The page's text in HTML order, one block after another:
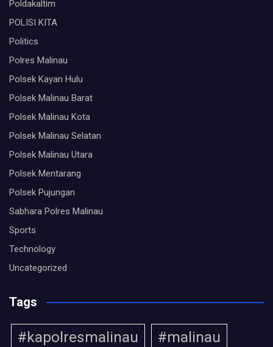
Poldakaltim
POLISI KITA
Politics
Polres Malinau
Polsek Kayan Hulu
Polsek Malinau Barat
Polsek Malinau Kota
Polsek Malinau Selatan
Polsek Malinau Utara
Polsek Mentarang
Polsek Pujungan
Sabhara Polres Malinau
Sports
Technology
Uncategorized
Tags
#kapolresmalinau
#malinau